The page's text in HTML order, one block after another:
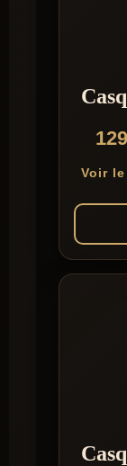
Voir